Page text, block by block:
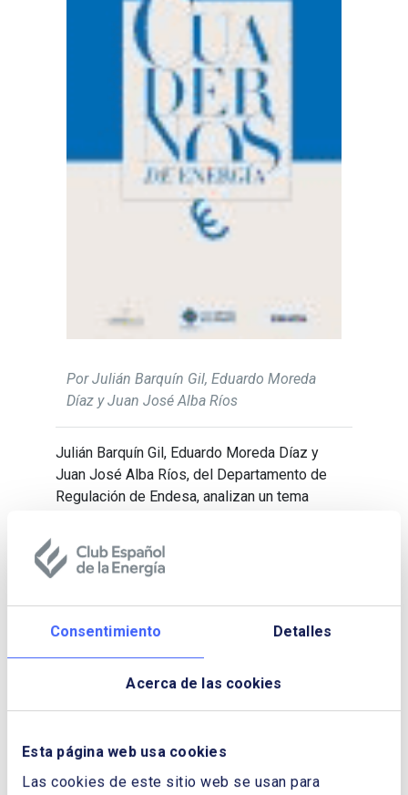
Consentimiento Detalles
Acerca de las cookies
Esta página web usa cookies
Las cookies de este sitio web se usan para
Por Julián Barquín Gil, Eduardo Moreda
Díaz y Juan José Alba Ríos
Julián Barquín Gil, Eduardo Moreda Díaz y
Juan José Alba Ríos, del Departamento de
Regu­lación de Endesa, analizan un tema
fiabilidad del sumi­nistro en un sistema con
renovables intermitentes (especialmente
eólica y fotovoltaica). Se analizan cuatro
son la operación de las renovables; la gestión
de la demanda; el almacenamiento o la